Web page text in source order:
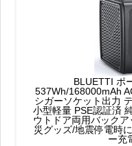
BLUETTI ポ
537Wh/168000mAh
シガーソケット出力
小型軽量 PSE認証済
ウトドア両用バック
災グッズ/地震停電時
ー充